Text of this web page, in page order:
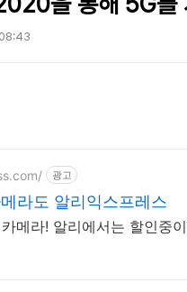
광고
라도 알리익스프레스
메라! 알리에서는 할인중